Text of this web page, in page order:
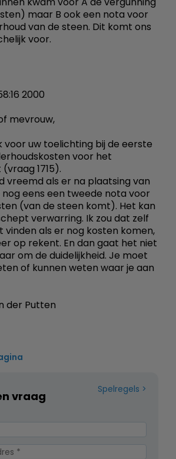
maar B ook een nota voor
van de steen. Dit komt ons
voor.
2000
mevrouw,
voor uw toelichting bij de eerste
voor het
1715).
vreemd als er na plaatsing van
eens een tweede nota voor
(van de steen komt). Het kan
verwarring. Ik zou dat zelf
vinden als er nog kosten komen,
op rekent. En dan gaat het niet
om de duidelijkheid. Je moet
of kunnen weten waar je aan
der Putten
Spelregels
vraag